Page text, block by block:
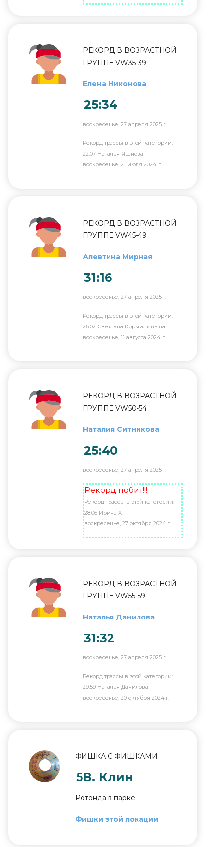
РЕКОРД В ВОЗРАСТНОЙ
ГРУППЕ VW35-39
Елена Никонова
25:34
воскресенье, 27 апреля 2025 г.
Рекорд трассы в этой категории:
22:07 Наталья Яшнова
воскресенье, 21 июля 2024 г.
РЕКОРД В ВОЗРАСТНОЙ
ГРУППЕ VW45-49
Алевтина Мирная
31:16
воскресенье, 27 апреля 2025 г.
Рекорд трассы в этой категории:
26:02 Светлана Кормилицына
воскресенье, 11 августа 2024 г.
РЕКОРД В ВОЗРАСТНОЙ
ГРУППЕ VW50-54
Наталия Ситникова
25:40
воскресенье, 27 апреля 2025 г.
Рекорд побит!!!
Рекорд трассы в этой категории:
28:06 Ирина Х
воскресенье, 27 октября 2024 г.
РЕКОРД В ВОЗРАСТНОЙ
ГРУППЕ VW55-59
Наталья Данилова
31:32
воскресенье, 27 апреля 2025 г.
Рекорд трассы в этой категории:
29:59 Наталья Данилова
воскресенье, 20 октября 2024 г.
ФИШКА С ФИШКАМИ
5В. Клин
Ротонда в парке
Фишки этой локации